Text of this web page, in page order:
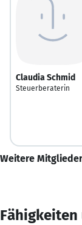
Claudia Schmid
Steuerberaterin
Weitere Mitglieder